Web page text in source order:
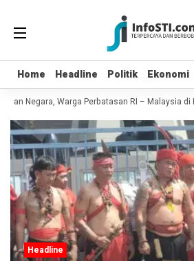
Home Headline Politik Ekonomi
Home Headline Politik Ekonomi
Negara, Warga Perbatasan RI – Malaysia di
Headline